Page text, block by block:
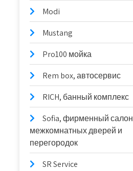
Modi
Mustang
Pro100 мойка
Rem box, автосервис
RICH, банный комплекс
Sofia, фирменный салон
межкомнатных дверей и
перегородок
SR Service